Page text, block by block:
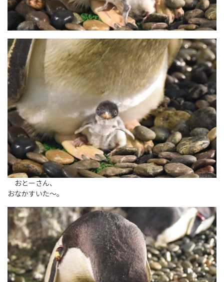
おとーさん、
おなかすいた～。